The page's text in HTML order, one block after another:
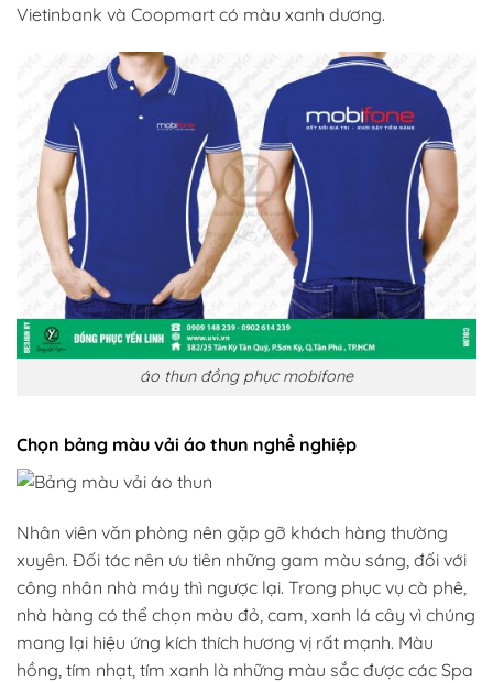
Vietinbank và Coopmart có màu xanh dương.
áo thun đồng phục mobifone
Chọn bảng màu vải áo thun nghề nghiệp
Nhân viên văn phòng nên gặp gỡ khách hàng thường
xuyên. Đối tác nên ưu tiên những gam màu sáng, đối với
công nhân nhà máy thì ngược lại. Trong phục vụ cà phê,
nhà hàng có thể chọn màu đỏ, cam, xanh lá cây vì chúng
mang lại hiệu ứng kích thích hương vị rất mạnh. Màu
hồng, tím nhạt, tím xanh là những màu sắc được các Spa